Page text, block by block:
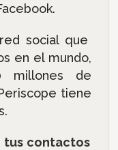
social que
en el mundo,
millones de
tiene
tus contactos